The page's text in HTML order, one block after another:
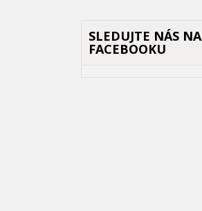
SLEDUJTE NÁS NA
FACEBOOKU